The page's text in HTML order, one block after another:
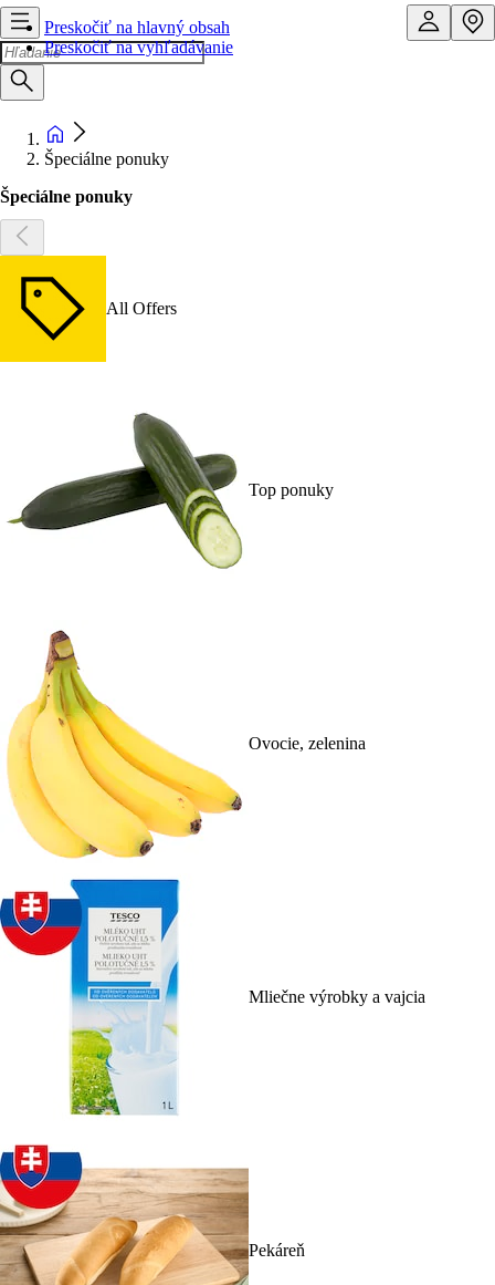
Preskočiť na hlavný obsah
Preskočiť na vyhľadávanie
Špeciálne ponuky
Špeciálne ponuky
All Offers
Top ponuky
Ovocie, zelenina
Mliečne výrobky a vajcia
Pekáreň